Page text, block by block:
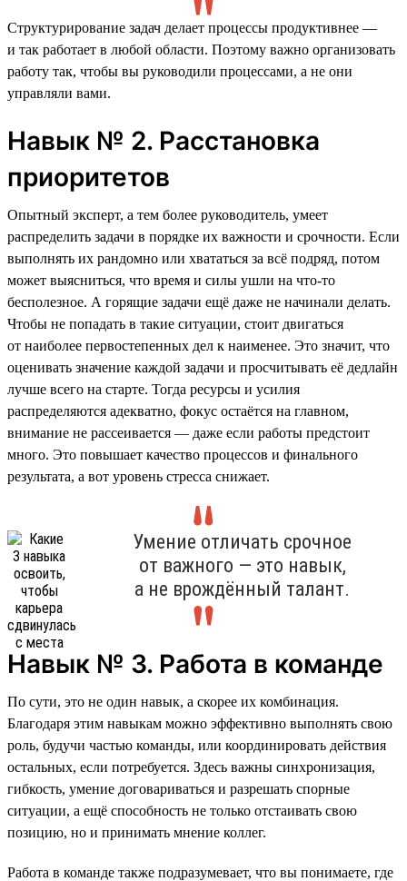
Структурирование задач делает процессы продуктивнее —
и так работает в любой области. Поэтому важно организовать
работу так, чтобы вы руководили процессами, а не они
управляли вами.
Навык № 2. Расстановка
приоритетов
Опытный эксперт, а тем более руководитель, умеет
распределить задачи в порядке их важности и срочности. Если
выполнять их рандомно или хвататься за всё подряд, потом
может выясниться, что время и силы ушли на что-то
бесполезное. А горящие задачи ещё даже не начинали делать.
Чтобы не попадать в такие ситуации, стоит двигаться
от наиболее первостепенных дел к наименее. Это значит, что
оценивать значение каждой задачи и просчитывать её дедлайн
лучше всего на старте. Тогда ресурсы и усилия
распределяются адекватно, фокус остаётся на главном,
внимание не рассеивается — даже если работы предстоит
много. Это повышает качество процессов и финального
результата, а вот уровень стресса снижает.
Умение отличать срочное
от важного — это навык,
а не врождённый талант.
Навык № 3. Работа в команде
По сути, это не один навык, а скорее их комбинация.
Благодаря этим навыкам можно эффективно выполнять свою
роль, будучи частью команды, или координировать действия
остальных, если потребуется. Здесь важны синхронизация,
гибкость, умение договариваться и разрешать спорные
ситуации, а ещё способность не только отстаивать свою
позицию, но и принимать мнение коллег.
Работа в команде также подразумевает, что вы понимаете, где